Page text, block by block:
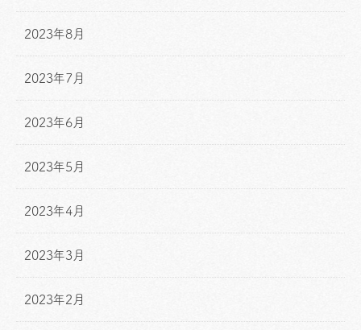
2023年8月
2023年7月
2023年6月
2023年5月
2023年4月
2023年3月
2023年2月